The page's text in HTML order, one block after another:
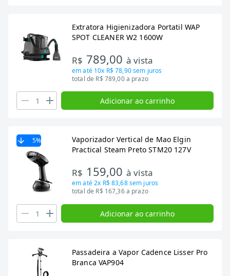
Extratora Higienizadora Portatil WAP
SPOT CLEANER W2 1600W
R$ 789,00 à vista
em até 10x R$ 78,90sem juros
total de R$ 789,00 a prazo
Adicionar ao carrinho
5%
Vaporizador Vertical de Mao Elgin
Practical Steam Preto STM20 127V
R$ 159,00 à vista
em até2x R$ 83,68sem juros
total de R$ 167,36 a prazo
Adicionar ao carrinho
Passadeira a Vapor Cadence Lisser Pro
Branca VAP904